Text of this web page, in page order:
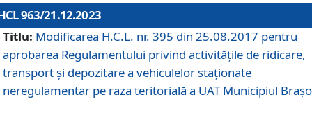
963/21.12.2023
Titlu: Modificarea H.C.L. nr. 395 din 25.08.2017 pentru
aprobarea Regulamentului privind activitățile de ridicare,
transport şi depozitare a vehiculelor staționate
neregulamentar pe raza teritorială a UAT Municipiul